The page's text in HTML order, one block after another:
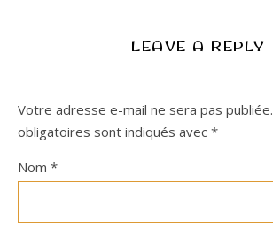
LEAVE A REPLY
Votre adresse e-mail ne sera pas publiée.
obligatoires sont indiqués avec *
Nom *